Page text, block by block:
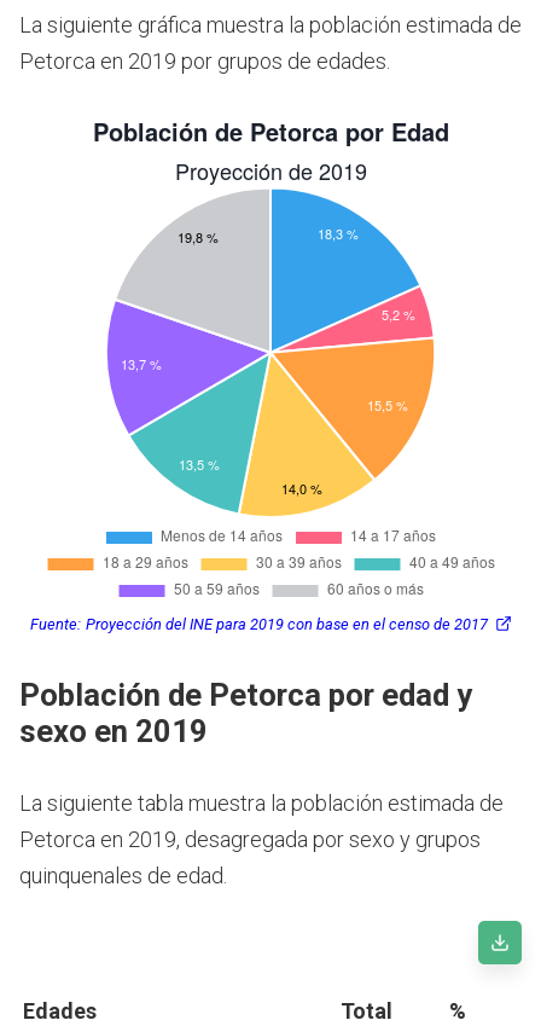
La siguiente gráfica muestra la población estimada de
Petorca en 2019 por grupos de edades.
Fuente: Proyección del INE para 2019 con base en el censo de 2017
Población de Petorca por edad y
sexo en 2019
La siguiente tabla muestra la población estimada de
Petorca en 2019, desagregada por sexo y grupos
quinquenales de edad.
Edades Total %